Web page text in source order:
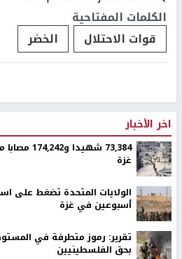
الكلمات المفتاحية
قوات الاحتلال
الخضر
اخر الأخبار
73,384
غزة
الولايات المتحدة تضغط على
أسبوعين في غزة
تقرير: رموز متطرفة في
بحق الفلسطينيين